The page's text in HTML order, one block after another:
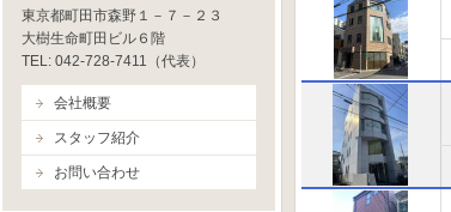
東京都町田市森野１－７－２３
大樹生命町田ビル６階
TEL: 042-728-7411（代表）
会社概要
スタッフ紹介
お問い合わせ